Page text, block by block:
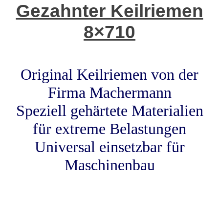
Gezahnter Keilriemen
8×710
Original Keilriemen von der
Firma Machermann
Speziell gehärtete Materialien
für extreme Belastungen
Universal einsetzbar für
Maschinenbau